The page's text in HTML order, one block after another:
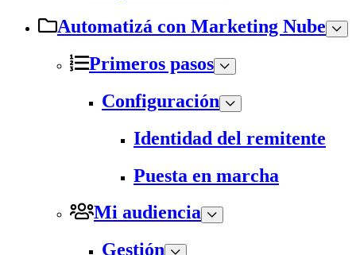
Automatizá con Marketing Nube
Primeros pasos
Configuración
Identidad del remitente
Puesta en marcha
Mi audiencia
Gestión